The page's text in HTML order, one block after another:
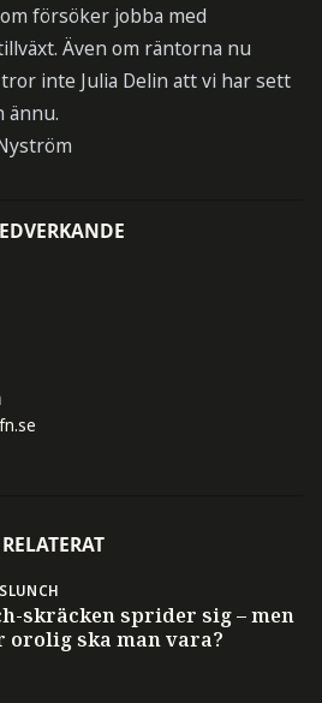
försöker jobba med
Även om räntorna nu
inte Julia Delin att vi har sett
ännu.
RELATERAT
skräcken sprider sig – men
orolig ska man vara?